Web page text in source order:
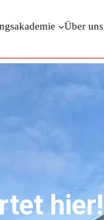
Über uns
hier!